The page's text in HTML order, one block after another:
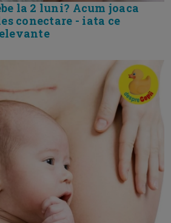
la 2 luni? Acum joaca
conectare - iata ce